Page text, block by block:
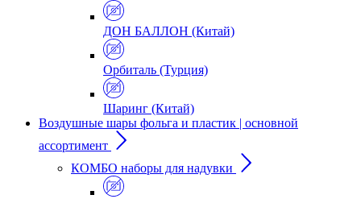
ДОН БАЛЛОН (Китай)
Орбиталь (Турция)
Шаринг (Китай)
Воздушные шары фольга и пластик | основной
ассортимент
КОМБО наборы для надувки